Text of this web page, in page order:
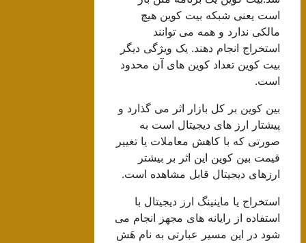
است یعنی شبکه بیت کوین هیچ
مالکی ندارد و همه می توانند
استخراج انجام دهند. یک ویژگی دیگر
بیت کوین تعداد کوین های آن محدود
است.
بین کوین بر کل بازار اثر می گذارد و
پیشتار ارز های دیجیتال است به
صورتی که با کاهش معاملات یا تغییر
قیمت بین کوین این اثر بر بیشتر
ارزهای دیجیتال قابل مشاهده است.
استخراج یا ماینینگ ارز دیجیتال با
استفاده از رایانه های مجهز انجام می
شود در این مسیر عبارتی به نام هَش